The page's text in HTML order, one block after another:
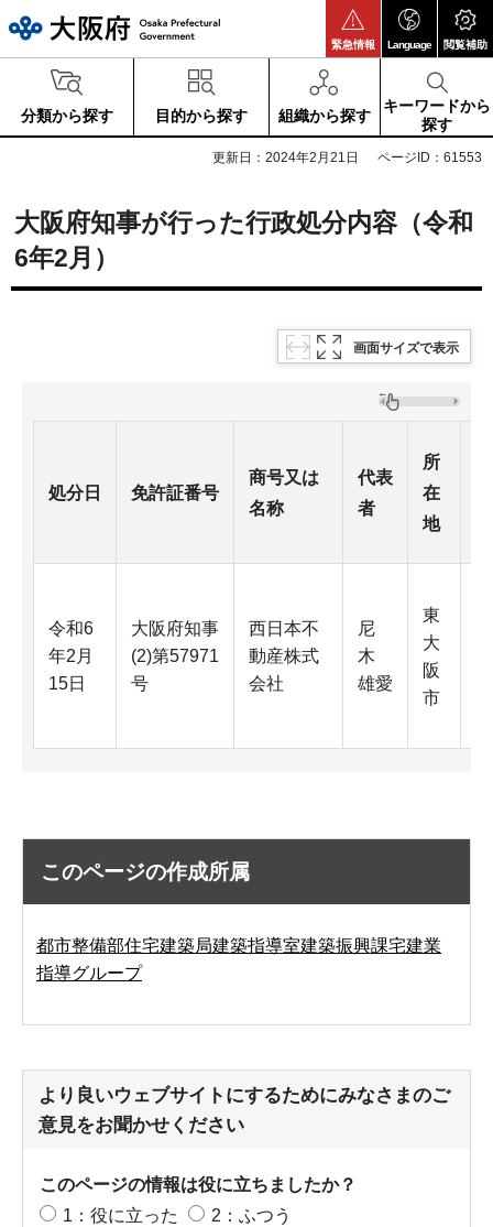
緊急情報 Language 閲覧補助
分類から探す 目的から探す 組織から探す
キーワードから
探す
更新日：2024年2月21日 ページID：61553
大阪府知事が行った行政処分内容（令和
6年2月）
画面サイズで表示
処分日 免許証番号
商号又は
名称
代表
者
所
在
地
令和6
年2月
15日
大阪府知事
(2)第57971
号
西日本不
動産株式
会社
尼
木
雄愛
東
大
阪
市
このページの作成所属
都市整備部住宅建築局建築指導室建築振興課宅建業
指導グループ
より良いウェブサイトにするためにみなさまのご
意見をお聞かせください
このページの情報は役に立ちましたか？
1：役に立った
2：ふつう